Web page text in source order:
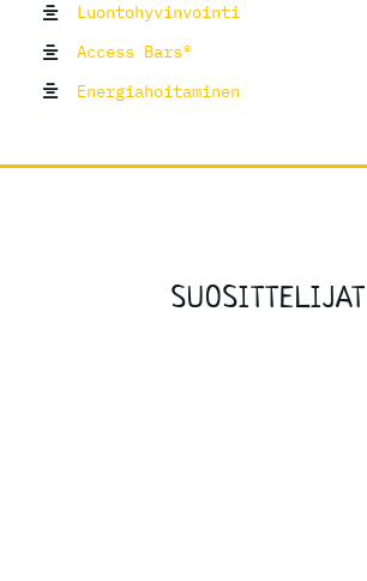
Luontohyvinvointi
Access Bars®
Energiahoitaminen
SUOSITTELIJAT